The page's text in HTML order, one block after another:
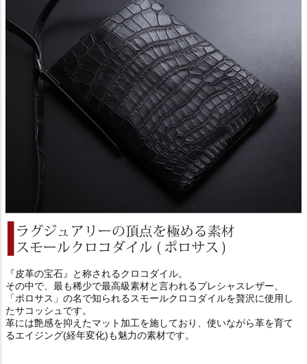
『皮革の宝石』と称されるクロコダイル。
その中で、最も稀少で最高級素材と言われるプレシャスレザー、
「ポロサス」の名で知られるスモールクロコダイルを贅沢に使用し
たサコッシュです。
革には艶感を抑えたマット加工を施しており、使いながら革を育て
るエイジング(経年変化)も魅力の素材です。